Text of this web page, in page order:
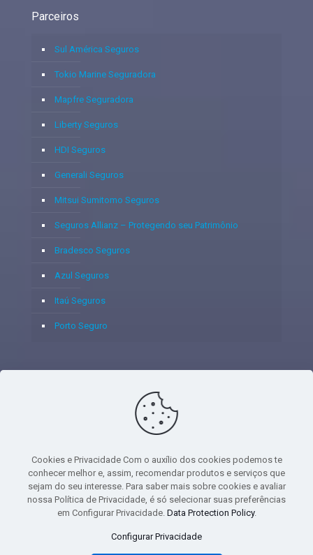
Parceiros
Sul América Seguros
Tokio Marine Seguradora
Mapfre Seguradora
Liberty Seguros
HDI Seguros
Generali Seguros
Mitsui Sumitomo Seguros
Seguros Allianz – Protegendo seu Patrimônio
Bradesco Seguros
Azul Seguros
Itaú Seguros
Porto Seguro
© 2020 - Yoshie & Maia Corretora de Seguros Ltda - CNPJ:
05.459.716/0001-75 - SUSEP: 100637106 AV DOS
PAVIMENTO - CEP 06.020-012 - VILA YARA - OSASCO - UF SP -
TELEFONE - (11) 8251-9266
Cookies e Privacidade Com o auxílio dos cookies podemos te
conhecer melhor e, assim, recomendar produtos e serviços que
sejam do seu interesse. Para saber mais sobre cookies e avaliar
nossa Política de Privacidade, é só selecionar suas preferências
em Configurar Privacidade. Data Protection Policy.
Configurar Privacidade
1.23, user_data: { email_address: 'johnsmith@email.com', phone_number: